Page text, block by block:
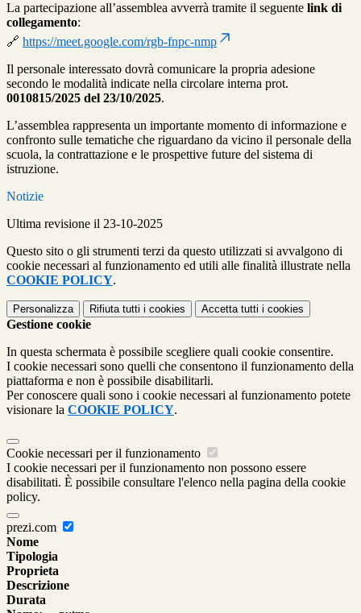
La partecipazione all’assemblea avverrà tramite il seguente link di
collegamento:
🔗 https://meet.google.com/rgb-fnpc-nmp
Il personale interessato dovrà comunicare la propria adesione
secondo le modalità indicate nella circolare interna prot.
0010815/2025 del 23/10/2025.
L’assemblea rappresenta un importante momento di informazione e
confronto sulle tematiche che riguardano da vicino il personale della
scuola, la contrattazione e le prospettive future del sistema di
istruzione.
Notizie
Ultima revisione il 23-10-2025
Questo sito o gli strumenti terzi da questo utilizzati si avvalgono di
cookie necessari al funzionamento ed utili alle finalità illustrate nella
COOKIE POLICY.
Personalizza Rifiuta tutti i cookies Accetta tutti i cookies
Gestione cookie
In questa schermata è possibile scegliere quali cookie consentire.
I cookie necessari sono quelli che consentono il funzionamento della
piattaforma e non è possibile disabilitarli.
Per conoscere quali sono i cookie necessari al funzionamento potete
visionare la COOKIE POLICY.
Cookie necessari per il funzionamento
I cookie necessari per il funzionamento non possono essere
disabilitati. È possibile consultare l'elenco nella pagina della cookie
policy.
prezi.com
Nome
Tipologia
Proprieta
Descrizione
Durata